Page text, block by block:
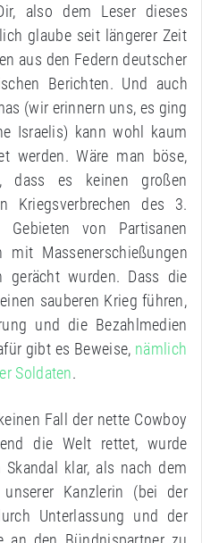
also dem Leser dieses
glaube seit längerer Zeit
aus den Federn deutscher
Berichten. Und auch
(wir erinnern uns, es ging
Israelis) kann wohl kaum
werden. Wäre man böse,
dass es keinen großen
Kriegsverbrechen des 3.
von Partisanen
mit Massenerschießungen
gerächt wurden. Dass die
sauberen Krieg führen,
und die Bezahlmedien
gibt es Beweise, nämlich
Soldaten.
Fall der nette Cowboy
die Welt rettet, wurde
klar, als nach dem
Kanzlerin (bei der
Unterlassung und der